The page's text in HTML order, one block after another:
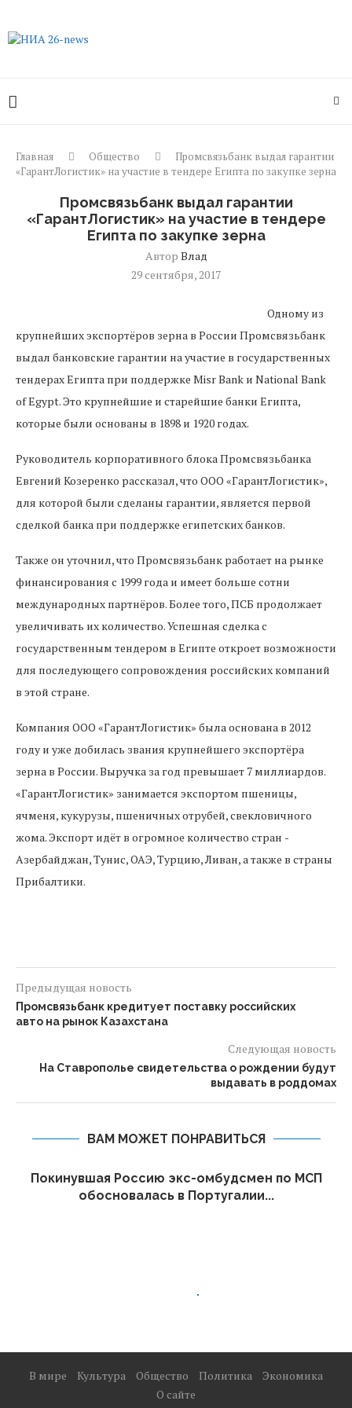
Главная Общество
Промсвязьбанк выдал гарантии
«ГарантЛогистик» на участие в тендере Египта по закупке зерна
Промсвязьбанк выдал гарантии
«ГарантЛогистик» на участие в тендере
Египта по закупке зерна
Автор Влад
29 сентября, 2017
Одному из
крупнейших экспортёров зерна в России Промсвязьбанк
выдал банковские гарантии на участие в государственных
тендерах Египта при поддержке Misr Bank и National Bank
of Egypt. Это крупнейшие и старейшие банки Египта,
которые были основаны в 1898 и 1920 годах.
Руководитель корпоративного блока Промсвязьбанка
Евгений Козеренко рассказал, что ООО «ГарантЛогистик»,
для которой были сделаны гарантии, является первой
сделкой банка при поддержке египетских банков.
Также он уточнил, что Промсвязьбанк работает на рынке
финансирования с 1999 года и имеет больше сотни
международных партнёров. Более того, ПСБ продолжает
увеличивать их количество. Успешная сделка с
государственным тендером в Египте откроет возможности
для последующего сопровождения российских компаний
в этой стране.
Компания ООО «ГарантЛогистик» была основана в 2012
году и уже добилась звания крупнейшего экспортёра
зерна в России. Выручка за год превышает 7 миллиардов.
«ГарантЛогистик» занимается экспортом пшеницы,
ячменя, кукурузы, пшеничных отрубей, свекловичного
жома. Экспорт идёт в огромное количество стран ­
Азербайджан, Тунис, ОАЭ, Турцию, Ливан, а также в страны
Прибалтики.
Предыдущая новость
Промсвязьбанк кредитует поставку российских
авто на рынок Казахстана
Следующая новость
На Ставрополье свидетельства о рождении будут
выдавать в роддомах
ВАМ МОЖЕТ ПОНРАВИТЬСЯ
Покинувшая Россию экс-омбудсмен по МСП
обосновалась в Португалии...
В мире Культура Общество Политика
Экономика
О сайте